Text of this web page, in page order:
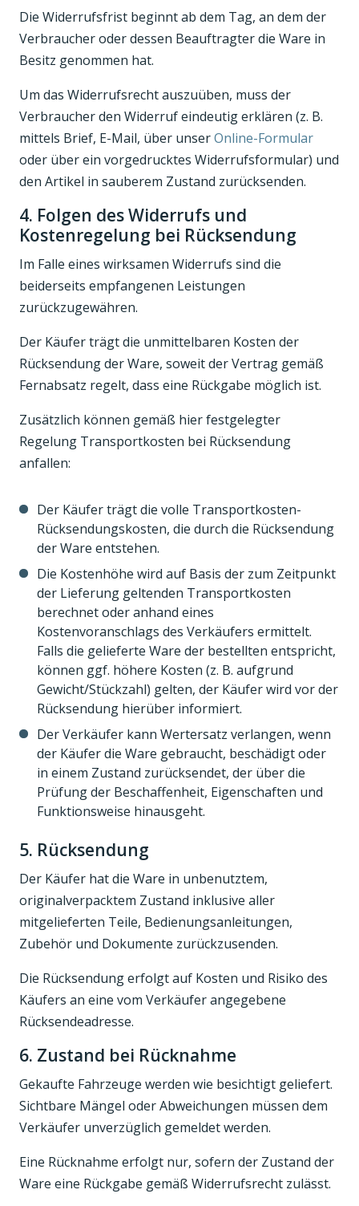
Die Widerrufsfrist beginnt ab dem Tag, an dem der
Verbraucher oder dessen Beauftragter die Ware in
Besitz genommen hat.
Um das Widerrufsrecht auszuüben, muss der
Verbraucher den Widerruf eindeutig erklären (z. B.
mittels Brief, E-Mail, über unserOnline-Formular
oder über ein vorgedrucktes Widerrufsformular) und
den Artikel in sauberem Zustand zurücksenden.
4. Folgen des Widerrufs und
Kostenregelung bei Rücksendung
Im Falle eines wirksamen Widerrufs sind die
beiderseits empfangenen Leistungen
zurückzugewähren.
Der Käufer trägt die unmittelbaren Kosten der
Rücksendung der Ware, soweit der Vertrag gemäß
Fernabsatz regelt, dass eine Rückgabe möglich ist.
Zusätzlich können gemäß hier festgelegter
Regelung Transportkosten bei Rücksendung
anfallen:
Der Käufer trägt die volle Transportkosten-
Rücksendungskosten, die durch die Rücksendung
der Ware entstehen.
Die Kostenhöhe wird auf Basis der zum Zeitpunkt
der Lieferung geltenden Transportkosten
berechnet oder anhand eines
Kostenvoranschlags des Verkäufers ermittelt.
Falls die gelieferte Ware der bestellten entspricht,
können ggf. höhere Kosten (z. B. aufgrund
Gewicht/Stückzahl) gelten, der Käufer wird vor der
Rücksendung hierüber informiert.
Der Verkäufer kann Wertersatz verlangen, wenn
der Käufer die Ware gebraucht, beschädigt oder
in einem Zustand zurücksendet, der über die
Prüfung der Beschaffenheit, Eigenschaften und
Funktionsweise hinausgeht.
5. Rücksendung
Der Käufer hat die Ware in unbenutztem,
originalverpacktem Zustand inklusive aller
mitgelieferten Teile, Bedienungsanleitungen,
Zubehör und Dokumente zurückzusenden.
Die Rücksendung erfolgt auf Kosten und Risiko des
Käufers an eine vom Verkäufer angegebene
Rücksendeadresse.
6. Zustand bei Rücknahme
Gekaufte Fahrzeuge werden wie besichtigt geliefert.
Sichtbare Mängel oder Abweichungen müssen dem
Verkäufer unverzüglich gemeldet werden.
Eine Rücknahme erfolgt nur, sofern der Zustand der
Ware eine Rückgabe gemäß Widerrufsrecht zulässt.